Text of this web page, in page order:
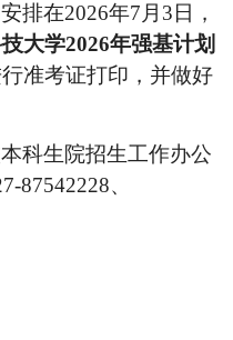
排在2026年7 月 3 日，
大学2026年强基计划
准考证打印，并做好
科生院招生工作办公
87542228、